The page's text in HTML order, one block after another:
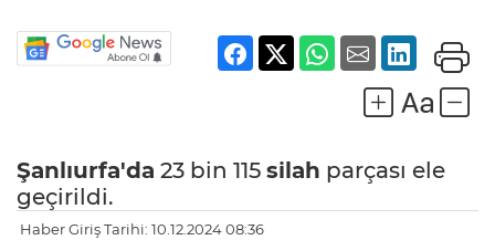
Şanlıurfa'da 23 bin 115 silah parçası ele
geçirildi.
Haber Giriş Tarihi: 10.12.2024 08:36